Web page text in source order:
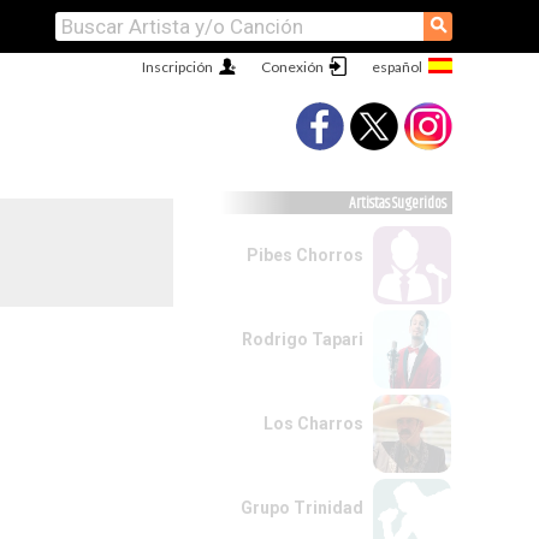
⚲
Conexión
Inscripción
Artistas Sugeridos
Pibes Chorros
Rodrigo Tapari
Los Charros
Grupo Trinidad